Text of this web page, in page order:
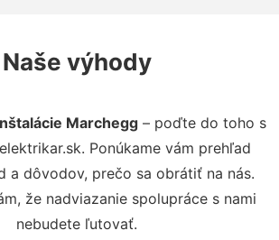
Naše výhody
Marchegg– poďte do toho s
Ponúkame vám prehľad
a dôvodov, prečo sa obrátiť na nás.
že nadviazanie spolupráce s nami
nebudete ľutovať.